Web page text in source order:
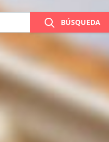
BÚSQUEDA